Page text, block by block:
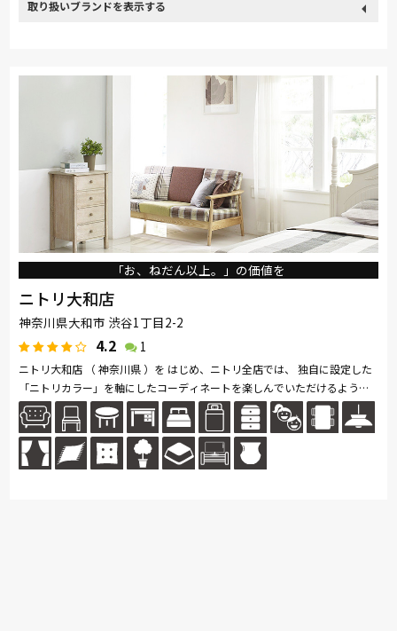
「お、ねだん以上。」の価値を
ニトリ大和店
神奈川県大和市 渋谷1丁目2-2
4.2 1
ニトリ大和店 （ 神奈川県 ）を はじめ、ニトリ全店では、 独自に設定した
「ニトリカラー」を軸にしたコーディネートを楽しんでいただけるよう、
豊富な インテリア用品を取り揃えて います。 家具はお客様がイメージ...続
きを読む